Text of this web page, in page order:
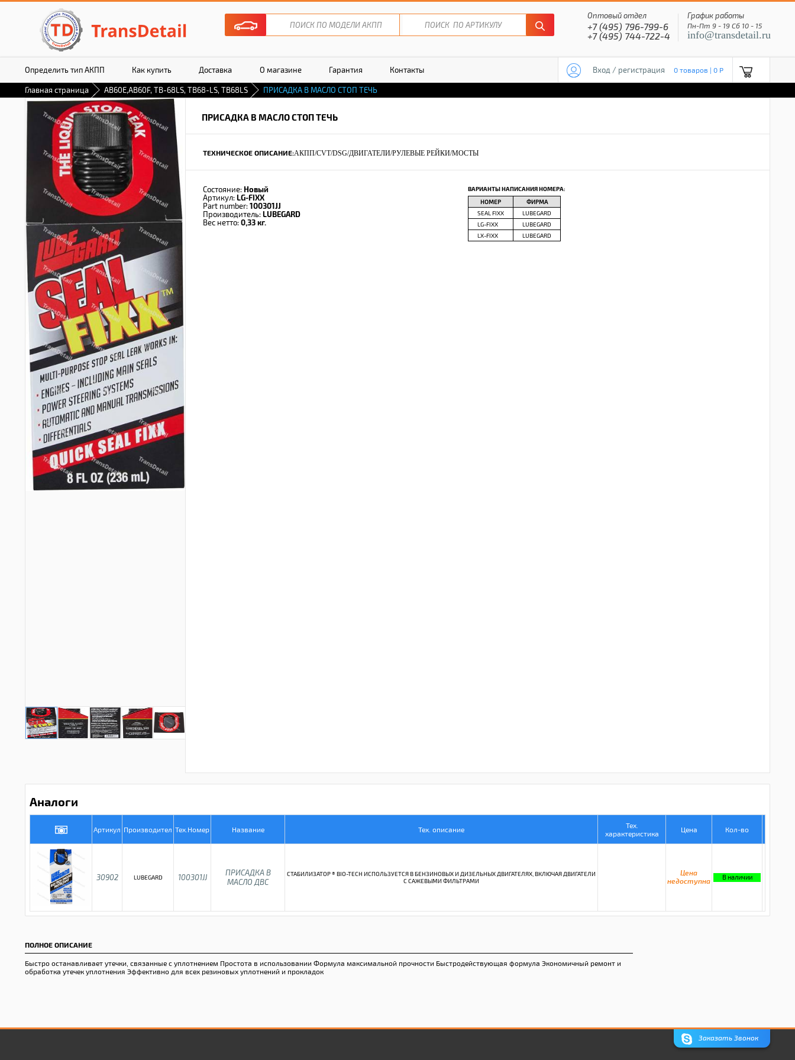
Оптовый отдел
+7 (495) 796-799-6
+7 (495) 744-722-4
График работы
Пн-Пт 9 - 19 Сб 10 - 15
info@transdetail.ru
Определить тип АКПП Как купить Доставка О магазине Гарантия Контакты Вход / регистрация 0 товаров | 0 P
Главная страница AB60E,AB60F, TB-68LS, TB68-LS, TB68LS ПРИСАДКА В МАСЛО СТОП ТЕЧЬ
ПРИСАДКА В МАСЛО СТОП ТЕЧЬ
ТЕХНИЧЕСКОЕ ОПИСАНИЕ:АКПП/CVT/DSG/ДВИГАТЕЛИ/РУЛЕВЫЕ РЕЙКИ/МОСТЫ
Состояние: Новый
Артикул: LG-FIXX
Part number: 100301JJ
Производитель: LUBEGARD
Вес нетто: 0,33 кг.
ВАРИАНТЫ НАПИСАНИЯ НОМЕРА:
НОМЕР
ФИРМА
SEAL FIXX
LUBEGARD
‎LG-FIXX
LUBEGARD
‎LX-FIXX
LUBEGARD
Аналоги
Артикул Производител Тех.Номер Название Тех. описание
Тех.
характеристика
Цена Кол-во
30902 LUBEGARD 100301JJ
ПРИСАДКА В
МАСЛО ДВС
СТАБИЛИЗАТОР ® BIO-TECH ИСПОЛЬЗУЕТСЯ В БЕНЗИНОВЫХ И ДИЗЕЛЬНЫХ ДВИГАТЕЛЯХ, ВКЛЮЧАЯ ДВИГАТЕЛИ
С САЖЕВЫМИ ФИЛЬТРАМИ
Цена
недоступна
В наличии
ПОЛНОЕ ОПИСАНИЕ
Быстро останавливает утечки, связанные с уплотнением Простота в использовании Формула максимальной прочности Быстродействующая формула Экономичный ремонт и
обработка утечек уплотнения Эффективно для всех резиновых уплотнений и прокладок
Заказать Звонок